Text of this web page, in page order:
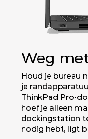
Weg
Houd je bureau
je
ThinkPad Pro-
hoef je alleen
dockingstation
nodig hebt, ligt